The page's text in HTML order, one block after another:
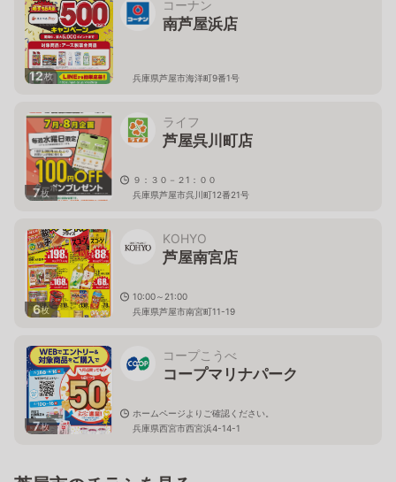
12枚
コーナン
南芦屋浜店
兵庫県芦屋市海洋町9番1号
7枚
ライフ
芦屋呉川町店
９：３０－２1：００
兵庫県芦屋市呉川町12番21号
6枚
KOHYO
芦屋南宮店
10:00～21:00
兵庫県芦屋市南宮町11-19
7枚
コープこうべ
コープマリナパーク
ホームページよりご確認ください。
兵庫県西宮市西宮浜4-14-1